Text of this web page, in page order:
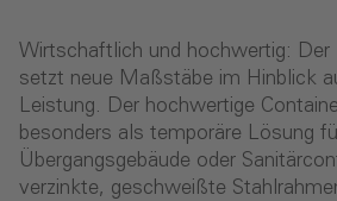
Wirtschaftlich und hochwertig: Der
setzt neue Maßstäbe im Hinblick
Leistung. Der hochwertige
besonders als temporäre Lösung
Übergangsgebäude oder
verzinkte, geschweißte